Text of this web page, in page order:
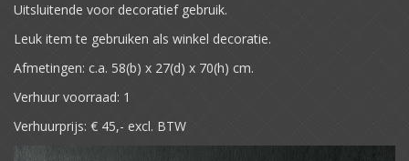
Uitsluitende voor decoratief gebruik.
Leuk item te gebruiken als winkel decoratie.
Afmetingen: c.a. 58(b) x 27(d) x 70(h) cm.
Verhuur voorraad: 1
Verhuurprijs: € 45,- excl. BTW